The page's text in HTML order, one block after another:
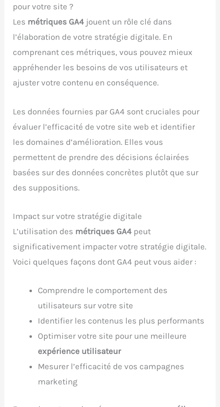
pour votre site ?
Les métriques GA4 jouent un rôle clé dans
l’élaboration de votre stratégie digitale. En
comprenant ces métriques, vous pouvez mieux
appréhender les besoins de vos utilisateurs et
ajuster votre contenu en conséquence.
Les données fournies par GA4 sont cruciales pour
évaluer l’efficacité de votre site web et identifier
les domaines d’amélioration. Elles vous
permettent de prendre des décisions éclairées
basées sur des données concrètes plutôt que sur
des suppositions.
Impact sur votre stratégie digitale
L’utilisation des métriques GA4 peut
significativement impacter votre stratégie digitale.
Voici quelques façons dont GA4 peut vous aider :
Comprendre le comportement des
utilisateurs sur votre site
Identifier les contenus les plus performants
Optimiser votre site pour une meilleure
expérience utilisateur
Mesurer l’efficacité de vos campagnes
marketing